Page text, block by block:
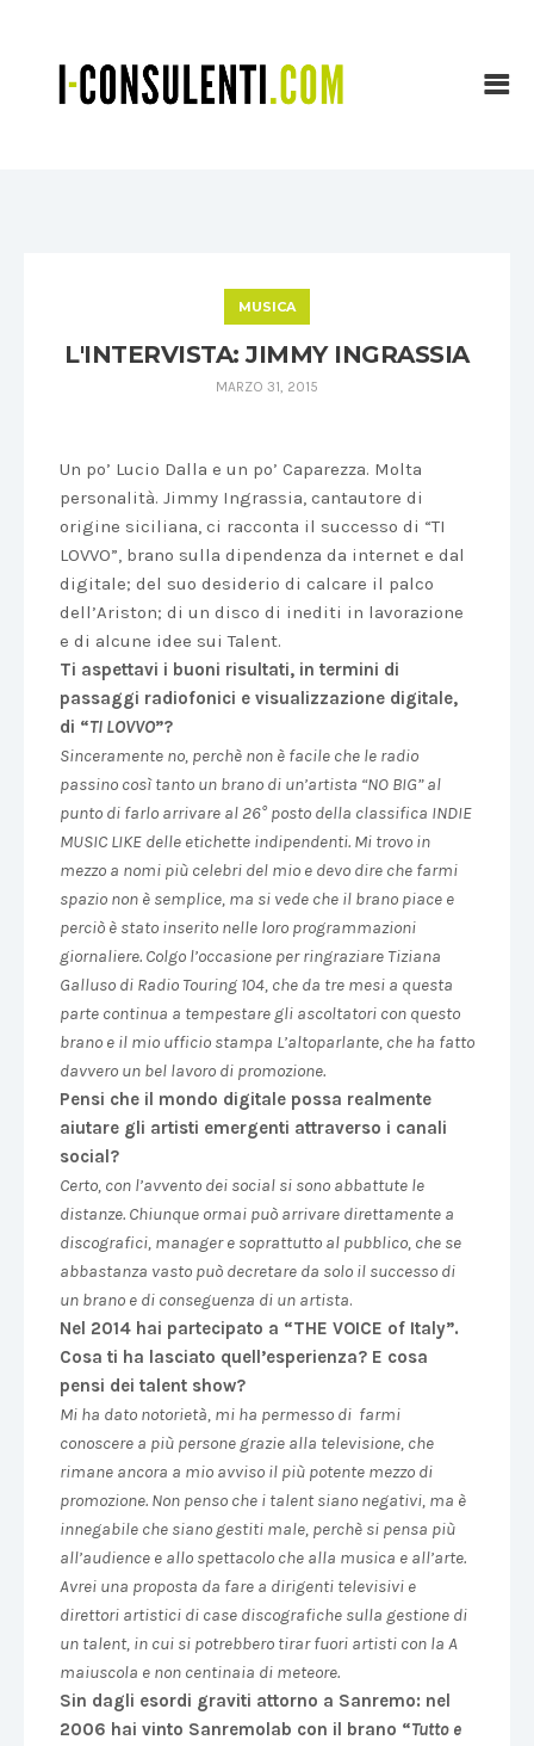
MUSICA
L'INTERVISTA: JIMMY INGRASSIA
MARZO 31, 2015
Un po’ Lucio Dalla e un po’ Caparezza. Molta
personalità. Jimmy Ingrassia, cantautore di
origine siciliana, ci racconta il successo di “TI
LOVVO”, brano sulla dipendenza da internet e dal
digitale; del suo desiderio di calcare il palco
dell’Ariston; di un disco di inediti in lavorazione
e di alcune idee sui Talent.
Ti aspettavi i buoni risultati, in termini di
passaggi radiofonici e visualizzazione digitale,
di “TI LOVVO”?
Sinceramente no, perchè non è facile che le radio
passino così tanto un brano di un’artista “NO BIG” al
punto di farlo arrivare al 26° posto della classifica INDIE
MUSIC LIKE delle etichette indipendenti. Mi trovo in
mezzo a nomi più celebri del mio e devo dire che farmi
spazio non è semplice, ma si vede che il brano piace e
perciò è stato inserito nelle loro programmazioni
giornaliere. Colgo l’occasione per ringraziare Tiziana
Galluso di Radio Touring 104, che da tre mesi a questa
parte continua a tempestare gli ascoltatori con questo
brano e il mio ufficio stampa L’altoparlante, che ha fatto
davvero un bel lavoro di promozione.
Pensi che il mondo digitale possa realmente
aiutare gli artisti emergenti attraverso i canali
social?
Certo, con l’avvento dei social si sono abbattute le
distanze. Chiunque ormai può arrivare direttamente a
discografici, manager e soprattutto al pubblico, che se
abbastanza vasto può decretare da solo il successo di
un brano e di conseguenza di un artista.
Nel 2014 hai partecipato a “THE VOICE of Italy”.
Cosa ti ha lasciato quell’esperienza? E cosa
pensi dei talent show?
Mi ha dato notorietà, mi ha permesso di farmi
conoscere a più persone grazie alla televisione, che
rimane ancora a mio avviso il più potente mezzo di
promozione. Non penso che i talent siano negativi, ma è
innegabile che siano gestiti male, perchè si pensa più
all’audience e allo spettacolo che alla musica e all’arte.
Avrei una proposta da fare a dirigenti televisivi e
direttori artistici di case discografiche sulla gestione di
un talent, in cui si potrebbero tirar fuori artisti con la A
maiuscola e non centinaia di meteore.
Sin dagli esordi graviti attorno a Sanremo: nel
2006 hai vinto Sanremolab con il brano “Tutto e